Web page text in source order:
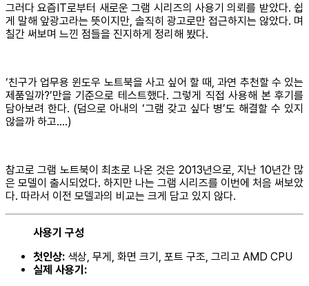
그러다 요즘IT로부터 새로운 그램 시리즈의 사용기 의뢰를 받았다. 쉽
게 말해 앞광고라는 뜻이지만, 솔직히 광고로만 접근하지는 않았다. 며
칠간 써보며 느낀 점들을 진지하게 정리해 봤다.
‘친구가 업무용 윈도우 노트북을 사고 싶어 할 때, 과연 추천할 수 있는
제품일까?’만을 기준으로 테스트했다. 그렇게 직접 사용해 본 후기를
담아보려 한다. (덤으로 아내의 ‘그램 갖고 싶다 병’도 해결할 수 있지
않을까 하고….)
참고로 그램 노트북이 최초로 나온 것은 2013년으로, 지난 10년간 많
은 모델이 출시되었다. 하지만 나는 그램 시리즈를 이번에 처음 써보았
다. 따라서 이전 모델과의 비교는 크게 담고 있지 않다.
사용기 구성
첫인상: 색상, 무게, 화면 크기, 포트 구조, 그리고 AMD CPU
실제 사용기: